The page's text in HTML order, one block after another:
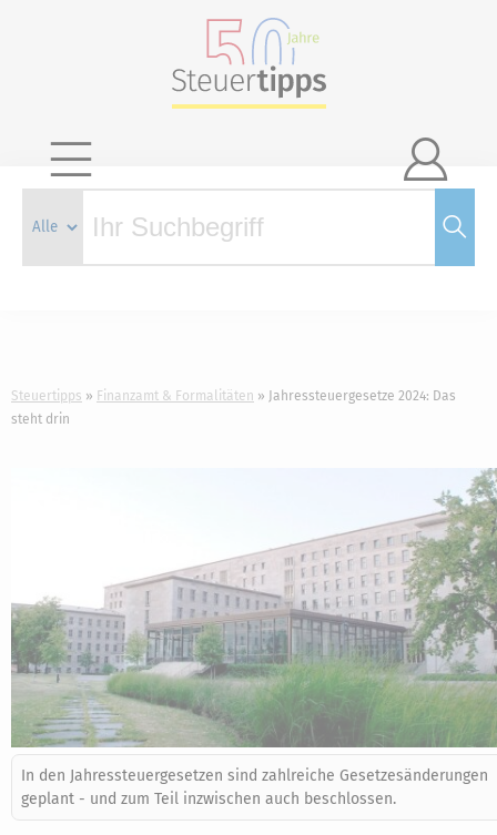

Steuertipps Finanzamt & Formalitäten
Jahressteuergesetze 2024: Das
steht drin
In den Jahressteuergesetzen sind zahlreiche Gesetzesänderungen
geplant - und zum Teil inzwischen auch beschlossen.